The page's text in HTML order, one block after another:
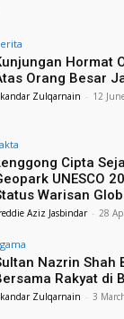
Hormat
Orang Besar
Zulqarnain - 12
Cipta
UNESCO
Warisan
Aziz Jasbindar - 28
Nazrin Shah
Rakyat di
Zulqarnain - 3